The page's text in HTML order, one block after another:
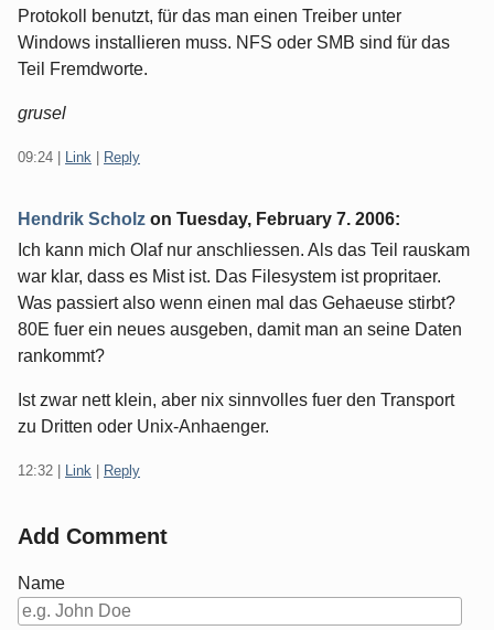
Protokoll benutzt, für das man einen Treiber unter
Windows installieren muss. NFS oder SMB sind für das
Teil Fremdworte.
grusel
09:24 Link Reply
Hendrik Scholz on Tuesday, February 7. 2006:
Ich kann mich Olaf nur anschliessen. Als das Teil rauskam
war klar, dass es Mist ist. Das Filesystem ist propritaer.
Was passiert also wenn einen mal das Gehaeuse stirbt?
80E fuer ein neues ausgeben, damit man an seine Daten
rankommt?
Ist zwar nett klein, aber nix sinnvolles fuer den Transport
zu Dritten oder Unix-Anhaenger.
12:32 Link Reply
Add Comment
Name